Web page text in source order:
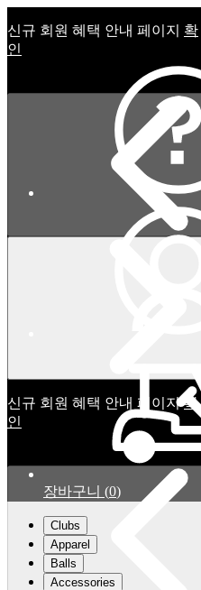
신규 회원 혜택 안내 페이지 확
인
신규 회원 혜택 안내 페이지확
인
장바구니 (0)
Clubs
Apparel
Balls
Accessories